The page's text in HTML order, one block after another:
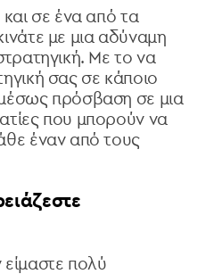
και σε ένα από τα
με μια αδύναμη
Με το να
σας σε κάποιο
πρόσβαση σε μια
που μπορούν να
έναν από τους
πολύ